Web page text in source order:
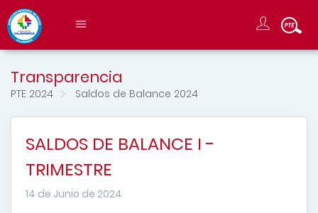
Transparencia
PTE 2024 Saldos de Balance 2024
SALDOS DE BALANCE I -
TRIMESTRE
14 de Junio de 2024